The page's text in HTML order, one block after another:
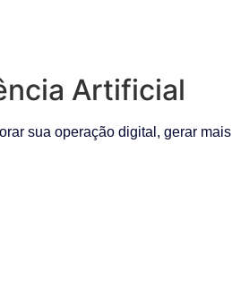
Artificial
sua operação digital, gerar mais